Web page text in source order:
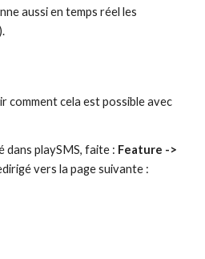
aussi en temps réel les
comment cela est possible avec
dans playSMS, faite : Feature ->
vers la page suivante :